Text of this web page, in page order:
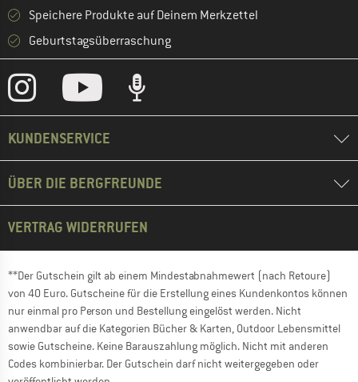
Speichere Produkte auf Deinem Merkzettel
Geburtstagsüberraschung
KUNDENSERVICE
ÜBER DIE BERGFREUNDE
VERTRAG WIDERRUFEN
**Der Gutschein gilt ab einem Mindestabnahmewert (nach Retoure)
von 40 Euro. Gutscheine für die Erstellung eines Kundenkontos können
nur einmal pro Person und Bestellung eingelöst werden. Nicht
anwendbar auf die Kategorien Bücher & Karten, Outdoor Lebensmittel
sowie Gutscheine. Keine Barauszahlung möglich. Nicht mit anderen
Codes kombinierbar. Der Gutschein darf nicht weitergegeben oder